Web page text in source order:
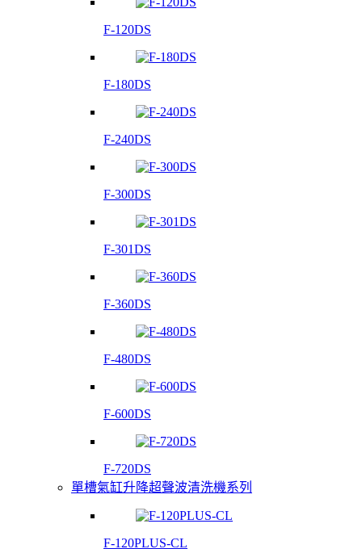
F-120DS
F-180DS
F-240DS
F-300DS
F-301DS
F-360DS
F-480DS
F-600DS
F-720DS
單槽氣缸升降超聲波清洗機系列
F-120PLUS-CL